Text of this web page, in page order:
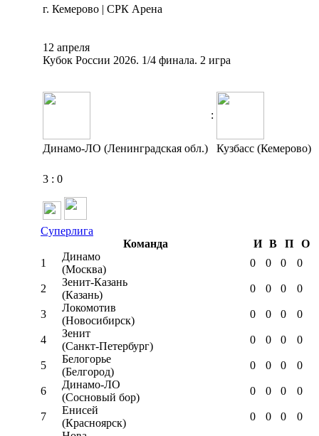
г. Кемерово | СРК Арена
12 апреля
Кубок России 2026. 1/4 финала. 2 игра
:
Динамо-ЛО (Ленинградская обл.) Кузбасс (Кемерово)
3 : 0
Суперлига
Команда
И В П
О
1
Динамо
(Москва)
0 0 0 0
2
Зенит-Казань
(Казань)
0 0 0 0
3
Локомотив
(Новосибирск)
0 0 0 0
4
Зенит
(Санкт-Петербург)
0 0 0 0
5
Белогорье
(Белгород)
0 0 0 0
6
Динамо-ЛО
(Сосновый бор)
0 0 0 0
7
Енисей
(Красноярск)
0 0 0 0